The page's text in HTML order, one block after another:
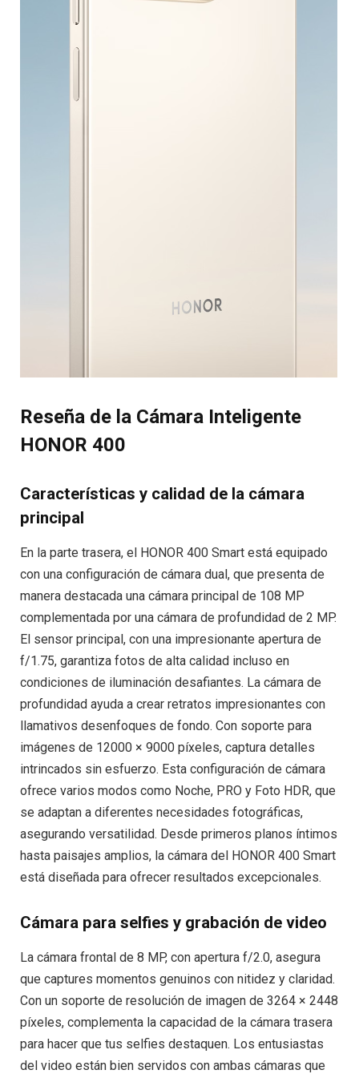
Reseña de la Cámara Inteligente
HONOR 400
Características y calidad de la cámara
principal
En la parte trasera, el HONOR 400 Smart está equipado
con una configuración de cámara dual, que presenta de
manera destacada una cámara principal de 108 MP
complementada por una cámara de profundidad de 2 MP.
El sensor principal, con una impresionante apertura de
f/1.75, garantiza fotos de alta calidad incluso en
condiciones de iluminación desafiantes. La cámara de
profundidad ayuda a crear retratos impresionantes con
llamativos desenfoques de fondo. Con soporte para
imágenes de 12000 × 9000 píxeles, captura detalles
intrincados sin esfuerzo. Esta configuración de cámara
ofrece varios modos como Noche, PRO y Foto HDR, que
se adaptan a diferentes necesidades fotográficas,
asegurando versatilidad. Desde primeros planos íntimos
hasta paisajes amplios, la cámara del HONOR 400 Smart
está diseñada para ofrecer resultados excepcionales.
Cámara para selfies y grabación de video
La cámara frontal de 8 MP, con apertura f/2.0, asegura
que captures momentos genuinos con nitidez y claridad.
Con un soporte de resolución de imagen de 3264 × 2448
píxeles, complementa la capacidad de la cámara trasera
para hacer que tus selfies destaquen. Los entusiastas
del video están bien servidos con ambas cámaras que